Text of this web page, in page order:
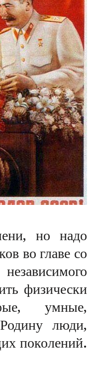
но надо
во главе со
физически
умные,
люди,
поколений.